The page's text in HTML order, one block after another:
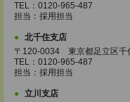
TEL：0120-965-487
担当：採用担当
北千住支店
〒120-0034 東京都足立区千
TEL：0120-965-487
担当：採用担当
立川支店